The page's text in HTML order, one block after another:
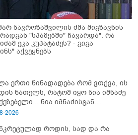
ნავროზაშვილის ძმა მიგზავნის
რადგან "სპამებში" ჩავარდა": რა
ეკა კუპატაძეს? - გიგა
აქვეყნებს
ერთი წინადადება რომ ვთქვა, ის
ნათელს, რატომ იყო ნია იმნაძე
ნია იმნაძისგან
ინფორმაციაა ეს" - რას
2026
როდის, სად და რა